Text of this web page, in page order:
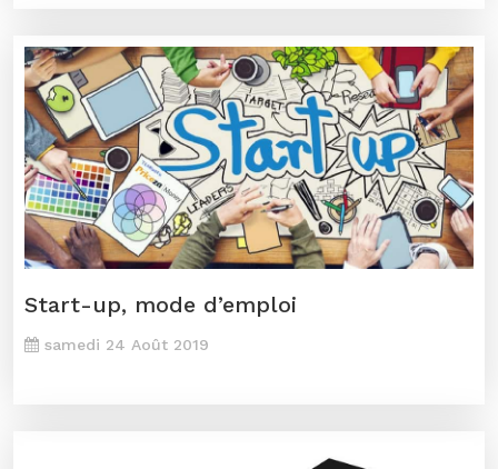
Start-up, mode d’emploi
samedi 24 Août 2019